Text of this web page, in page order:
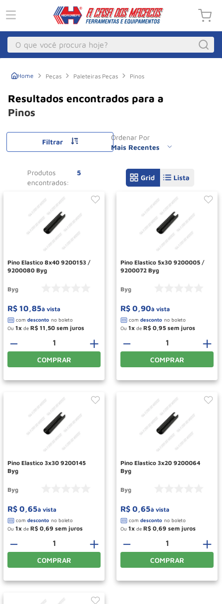
O que você procura hoje?
Peças Paleteiras Peças Pinos
Pinos
Ordenar Por
Mais Recentes
Filtrar
5
Produtos
Pino Elastico 8x40 9200153 /
9200080 Byg
Byg
R$ 10,85à vista
Ou 1 de R$ 11,50
＋
－
COMPRAR
Pino Elastico 5x30 9200005 /
9200072 Byg
Byg
R$ 0,90à vista
Ou 1 de R$ 0,95
＋
－
COMPRAR
Pino Elastico 3x30 9200145
Byg
Byg
R$ 0,65à vista
Ou 1 de R$ 0 69
＋
－
COMPRAR
Pino Elastico 3x20 9200064
Byg
Byg
R$ 0,65à vista
Ou 1 de R$ 0 69
＋
－
COMPRAR
1 º Macacos
3
Guincho
Macaco
Rodizio
Roda